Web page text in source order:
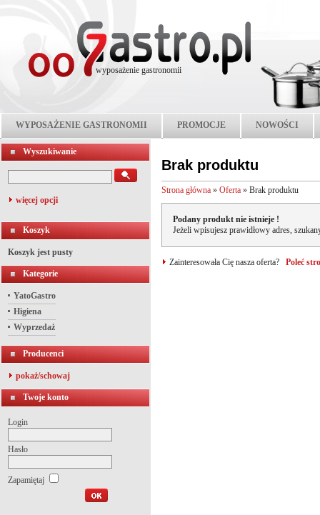
wyposażenie gastronomii
WYPOSAŻENIE GASTRONOMII PROMOCJE NOWOŚCI
Wyszukiwanie
więcej opcji
Koszyk
Koszyk jest pusty
Kategorie
YatoGastro
Higiena
Wyprzedaż
Producenci
pokaż/schowaj
Twoje konto
Login
Hasło
Zapamiętaj
Brak produktu
Strona główna » Oferta » Brak produktu
Podany produkt nie istnieje !
Jeżeli wpisujesz prawidłowy adres,
Zainteresowała Cię nasza oferta? Poleć